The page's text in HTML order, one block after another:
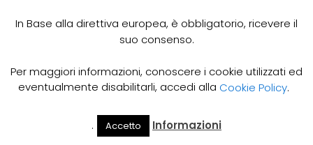
Cerca Il Mio
In Base alla direttiva europea, è obbligatorio, ricevere il
suo consenso.
Per maggiori informazioni, conoscere i cookie utilizzati ed
eventualmente disabilitarli, accedi alla Cookie Policy.
. Accetto Informazioni